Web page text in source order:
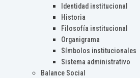
Identidad institucional
Historia
Filosofía institucional
Organigrama
Símbolos institucionales
Sistema administrativo
Balance Social